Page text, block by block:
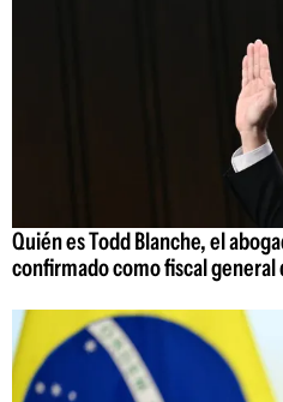
Quién es Todd Blanche, el
confirmado como fiscal general